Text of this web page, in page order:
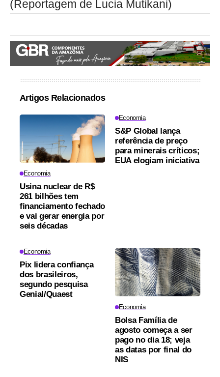
(Reportagem de Lucia Mutikani)
Artigos Relacionados
Economia
Usina nuclear de R$
261 bilhões tem
financiamento fechado
e vai gerar energia por
seis décadas
Economia
S&P Global lança
referência de preço
para minerais críticos;
EUA elogiam iniciativa
Economia
Pix lidera confiança
dos brasileiros,
segundo pesquisa
Genial/Quaest
Economia
Bolsa Família de
agosto começa a ser
pago no dia 18; veja
as datas por final do
NIS